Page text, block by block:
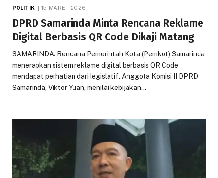
POLITIK 15 MARET 2026
DPRD Samarinda Minta Rencana Reklame
Digital Berbasis QR Code Dikaji Matang
SAMARINDA: Rencana Pemerintah Kota (Pemkot) Samarinda
menerapkan sistem reklame digital berbasis QR Code
mendapat perhatian dari legislatif. Anggota Komisi II DPRD
Samarinda, Viktor Yuan, menilai kebijakan…